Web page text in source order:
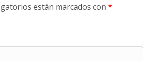
están marcados con *